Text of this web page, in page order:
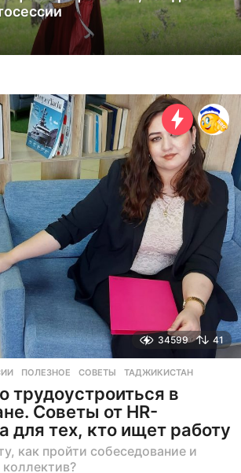
34599 41
,ПОЛЕЗНОЕ ,СОВЕТЫ ,ТАДЖИКИСТАН
трудоустроиться в
Советы от HR-
для тех, кто ищет работу
как пройти собеседование и